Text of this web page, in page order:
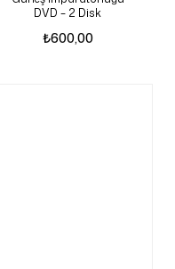
DVD – 2 Disk
₺600,00